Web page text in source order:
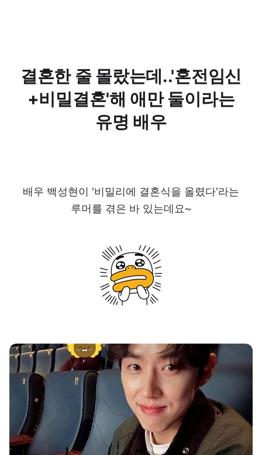
결혼한 줄 몰랐는데..'혼전임신
+비밀결혼'해 애만 둘이라는
유명 배우
배우 백성현이 '비밀리에 결혼식을 올렸다'라는
루머를 겪은 바 있는데요~